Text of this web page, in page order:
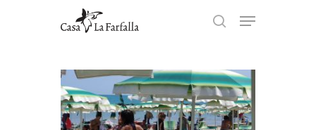
Hit enter to search or ESC to
close